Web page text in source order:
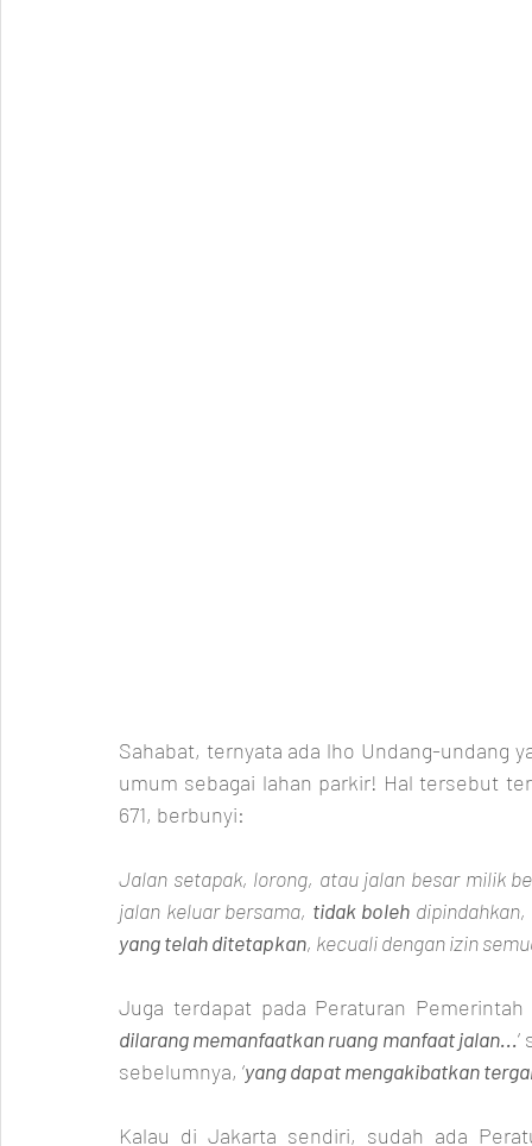
Sahabat, ternyata ada lho Undang-undang
umum sebagai lahan parkir! Hal tersebut
671, berbunyi:
Jalan setapak, lorong, atau jalan besar milik
jalan keluar bersama, tidak boleh
yang telah ditetapkan, kecuali dengan izin
Juga terdapat pada Peraturan
dilarang memanfaatkan ruang manfaat jalan...
sebelumnya, ‘yang dapat mengakibatkan
Kalau di Jakarta sendiri, sudah ada